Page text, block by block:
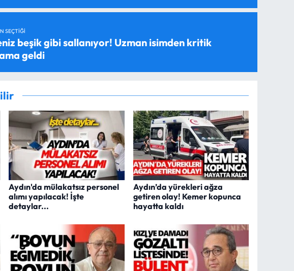
SEÇTIĞI
beşik gibi sallanıyor! Uzman isimden kritik
geldi
Aydın'da mülakatsız personel
alımı yapılacak! İşte
detaylar...
Aydın’da yürekleri ağza
getiren olay! Kemer kopunca
hayatta kaldı